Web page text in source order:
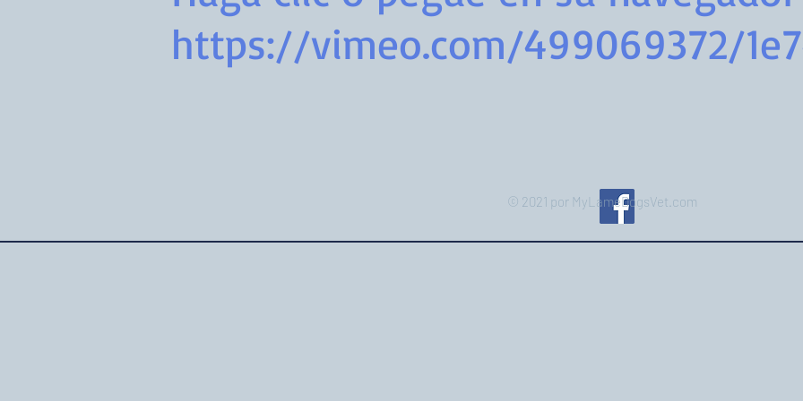
https://vimeo.com/499069372/
© 2021 por MyLameDogsVet.com